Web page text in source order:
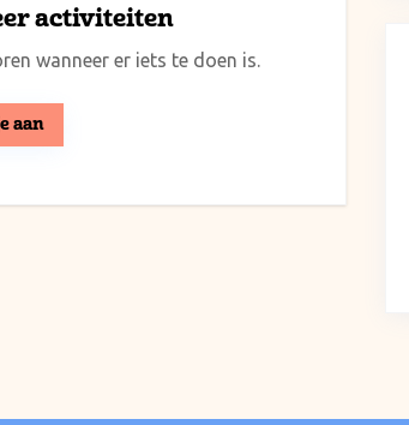
activiteiten
wanneer er iets te doen is.
aan